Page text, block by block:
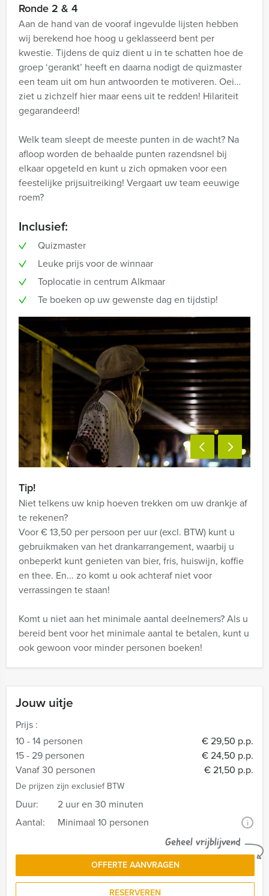
Jouw uitje
Prijs :
10 - 14 personen
€ 29,50 p.p.
15 - 29 personen
€ 24,50 p.p.
Vanaf 30 personen
€ 21,50 p.p.
De prijzen zijn exclusief BTW
Duur:
2 uur en 30 minuten
Aantal:
Minimaal 10 personen i
Geheel vrijblijvend
OFFERTE AANVRAGEN
RESERVEREN
Ronde 2 & 4
Aan de hand van de vooraf ingevulde lijsten hebben
wij berekend hoe hoog u geklasseerd bent per
kwestie. Tijdens de quiz dient u in te schatten hoe de
groep ‘gerankt’ heeft en daarna nodigt de quizmaster
een team uit om hun antwoorden te motiveren. Oei…
ziet u zichzelf hier maar eens uit te redden! Hilariteit
gegarandeerd!
Welk team sleept de meeste punten in de wacht? Na
afloop worden de behaalde punten razendsnel bij
elkaar opgeteld en kunt u zich opmaken voor een
feestelijke prijsuitreiking! Vergaart uw team eeuwige
roem?
Inclusief:
Quizmaster
Leuke prijs voor de winnaar
Toplocatie in centrum Alkmaar
Te boeken op uw gewenste dag en tijdstip!
Tip!
Niet telkens uw knip hoeven trekken om uw drankje af
te rekenen?
Voor € 13,50 per persoon per uur (excl. BTW) kunt u
gebruikmaken van het drankarrangement, waarbij u
onbeperkt kunt genieten van bier, fris, huiswijn, koffie
en thee. En... zo komt u ook achteraf niet voor
verrassingen te staan!
Komt u niet aan het minimale aantal deelnemers? Als u
bereid bent voor het minimale aantal te betalen, kunt u
ook gewoon voor minder personen boeken!